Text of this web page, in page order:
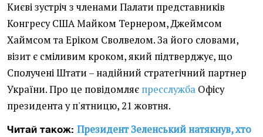
Києві зустріч з членами Палати представників
Конгресу США Майком Тернером, Джеймсом
Хаймсом та Еріком Сволвелом. За його словами,
візит є сміливим кроком, який підтверджує, що
Сполучені Штати – надійний стратегічний партнер
України. Про це повідомляє пресслужба Офісу
президента у п'ятницю, 21 жовтня.
Читай також: Президент Зеленський натякнув, хто